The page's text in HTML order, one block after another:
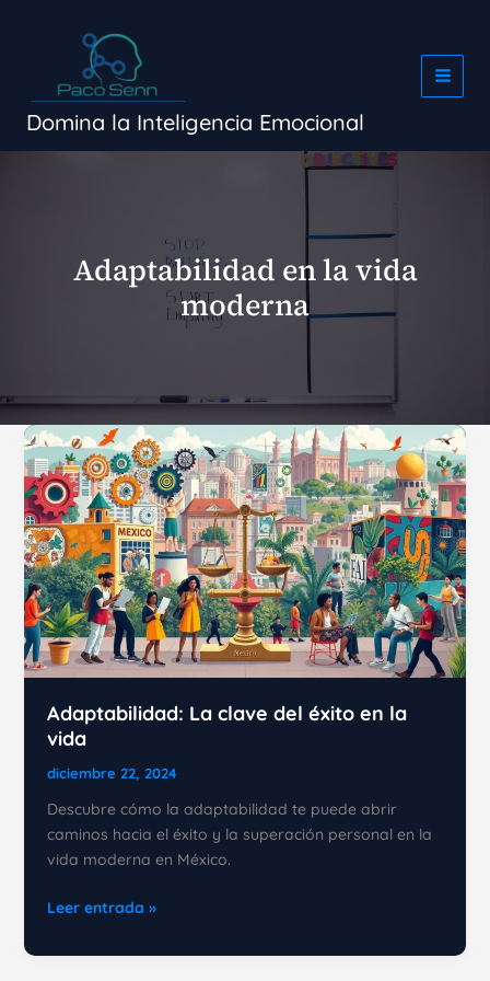
Domina la Inteligencia Emocional
Adaptabilidad en la vida
moderna
Adaptabilidad: La clave del éxito en la
vida
diciembre 22, 2024
Descubre cómo la adaptabilidad te puede abrir
caminos hacia el éxito y la superación personal en la
vida moderna en México.
Adaptabilidad:
clave
Leer entrada »